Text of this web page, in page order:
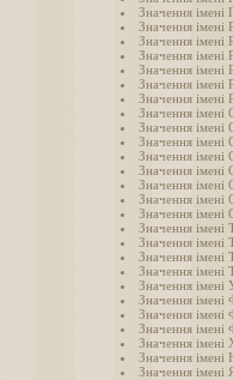
Значення імені
Значення імені
Значення імені
Значення імені
Значення імені
Значення імені
Значення імені
Значення імені
Значення імені
Значення імені
Значення імені
Значення імені
Значення імені
Значення імені
Значення імені
Значення імені
Значення імені
Значення імені
Значення імені
Значення імені
Значення імені
Значення імені
Значення імені
Значення імені
Значення імені
Значення імені